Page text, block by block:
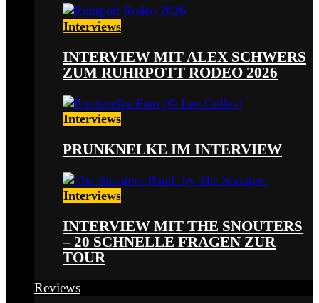
Interviews
INTERVIEW MIT ALEX SCHWERS
ZUM RUHRPOTT RODEO 2026
Interviews
PRUNKNELKE IM INTERVIEW
Interviews
INTERVIEW MIT THE SNOUTERS
– 20 SCHNELLE FRAGEN ZUR
TOUR
Reviews